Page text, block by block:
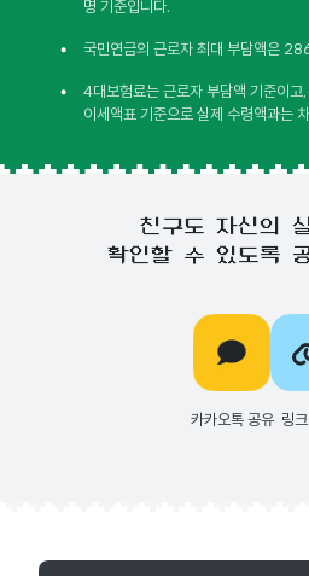
명 기준입니다.
• 국민연금의 근로자 최대 부담액은
•
4대보험료는 근로자 부담액 기준이고
이세액표 기준으로 실제 수령액과는
친구도 자신의
확인할 수 있도록
카카오톡 공유 링